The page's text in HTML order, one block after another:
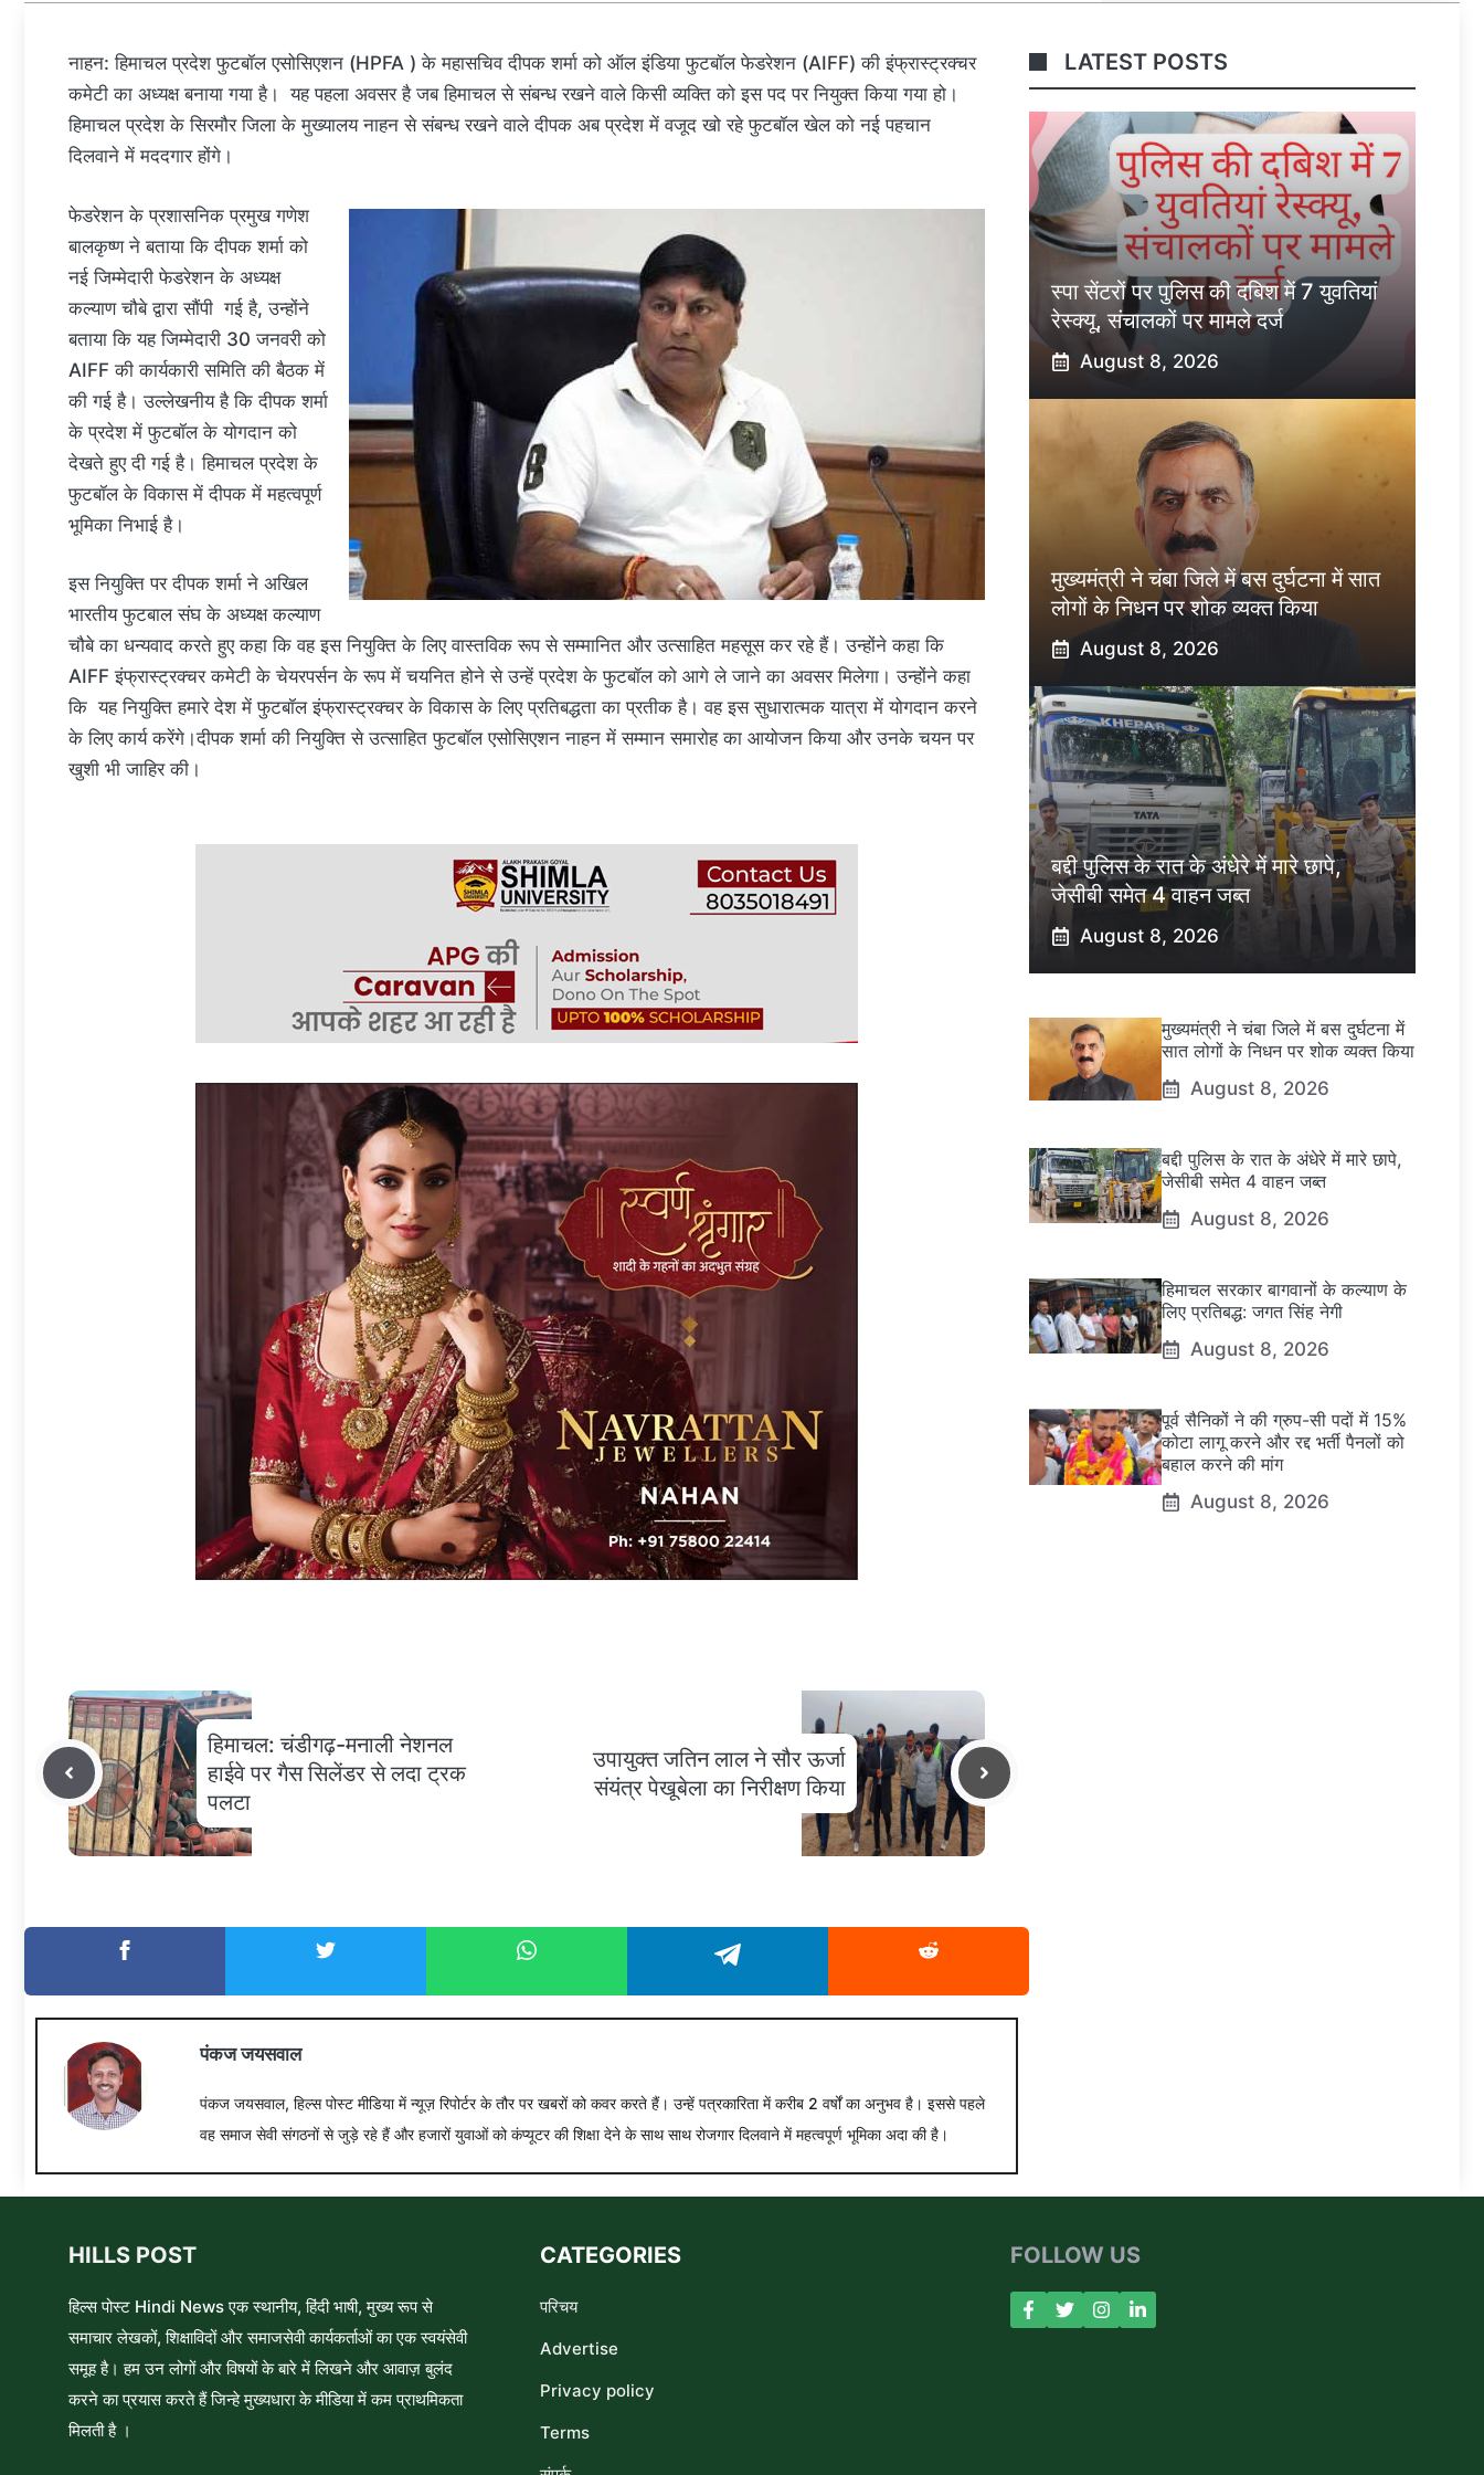
नाहन: हिमाचल प्रदेश फुटबॉल एसोसिएशन (HPFA ) के महासचिव दीपक शर्मा को ऑल इंडिया फुटबॉल फेडरेशन (AIFF) की इंफ्रास्ट्रक्चर
कमेटी का अध्यक्ष बनाया गया है। यह पहला अवसर है जब हिमाचल से संबन्ध रखने वाले किसी व्यक्ति को इस पद पर नियुक्त किया गया हो।
हिमाचल प्रदेश के सिरमौर जिला के मुख्यालय नाहन से संबन्ध रखने वाले दीपक अब प्रदेश में वजूद खो रहे फुटबॉल खेल को नई पहचान
दिलवाने में मददगार होंगे।
फेडरेशन के प्रशासनिक प्रमुख गणेश
बालकृष्ण ने बताया कि दीपक शर्मा को
नई जिम्मेदारी फेडरेशन के अध्यक्ष
कल्याण चौबे द्वारा सौंपी गई है, उन्होंने
बताया कि यह जिम्मेदारी 30 जनवरी को
AIFF की कार्यकारी समिति की बैठक में
की गई है। उल्लेखनीय है कि दीपक शर्मा
के प्रदेश में फुटबॉल के योगदान को
देखते हुए दी गई है। हिमाचल प्रदेश के
फुटबॉल के विकास में दीपक में महत्वपूर्ण
भूमिका निभाई है।
इस नियुक्ति पर दीपक शर्मा ने अखिल
भारतीय फुटबाल संघ के अध्यक्ष कल्याण
चौबे का धन्यवाद करते हुए कहा कि वह इस नियुक्ति के लिए वास्तविक रूप से सम्मानित और उत्साहित महसूस कर रहे हैं। उन्होंने कहा कि
AIFF इंफ्रास्ट्रक्चर कमेटी के चेयरपर्सन के रूप में चयनित होने से उन्हें प्रदेश के फुटबॉल को आगे ले जाने का अवसर मिलेगा। उन्होंने कहा
कि यह नियुक्ति हमारे देश में फुटबॉल इंफ्रास्ट्रक्चर के विकास के लिए प्रतिबद्धता का प्रतीक है। वह इस सुधारात्मक यात्रा में योगदान करने
के लिए कार्य करेंगे।दीपक शर्मा की नियुक्ति से उत्साहित फुटबॉल एसोसिएशन नाहन में सम्मान समारोह का आयोजन किया और उनके चयन पर
खुशी भी जाहिर की।
हिमाचल: चंडीगढ़-मनाली नेशनल
हाईवे पर गैस सिलेंडर से लदा ट्रक
पलटा
उपायुक्त जतिन लाल ने सौर ऊर्जा
संयंत्र पेखूबेला का निरीक्षण किया
पंकज जयसवाल
पंकज जयसवाल, हिल्स पोस्ट मीडिया में न्यूज़ रिपोर्टर के तौर पर खबरों को कवर करते हैं। उन्हें पत्रकारिता में करीब 2 वर्षों का अनुभव है। इससे पहले
वह समाज सेवी संगठनों से जुड़े रहे हैं और हजारों युवाओं को कंप्यूटर की शिक्षा देने के साथ साथ रोजगार दिलवाने में महत्वपूर्ण भूमिका अदा की है।
LATEST POSTS
स्पा सेंटरों पर पुलिस की दबिश में 7 युवतियां
रेस्क्यू, संचालकों पर मामले दर्ज
August 8, 2026
मुख्यमंत्री ने चंबा जिले में बस दुर्घटना में सात
लोगों के निधन पर शोक व्यक्त किया
August 8, 2026
बद्दी पुलिस के रात के अंधेरे में मारे छापे,
जेसीबी समेत 4 वाहन जब्त
August 8, 2026
मुख्यमंत्री ने चंबा जिले में बस दुर्घटना में
सात लोगों के निधन पर शोक व्यक्त किया
August 8, 2026
बद्दी पुलिस के रात के अंधेरे में मारे छापे,
जेसीबी समेत 4 वाहन जब्त
August 8, 2026
हिमाचल सरकार बागवानों के कल्याण के
लिए प्रतिबद्ध: जगत सिंह नेगी
August 8, 2026
पूर्व सैनिकों ने की ग्रुप-सी पदों में 15%
कोटा लागू करने और रद्द भर्ती पैनलों को
बहाल करने की मांग
August 8, 2026
HILLS POST
हिल्स पोस्ट Hindi News एक स्थानीय, हिंदी भाषी, मुख्य रूप से
समाचार लेखकों, शिक्षाविदों और समाजसेवी कार्यकर्ताओं का एक स्वयंसेवी
समूह है। हम उन लोगों और विषयों के बारे में लिखने और आवाज़ बुलंद
करने का प्रयास करते हैं जिन्हे मुख्यधारा के मीडिया में कम प्राथमिकता
मिलती है ।
CATEGORIES
परिचय
Advertise
Privacy policy
Terms
FOLLOW US